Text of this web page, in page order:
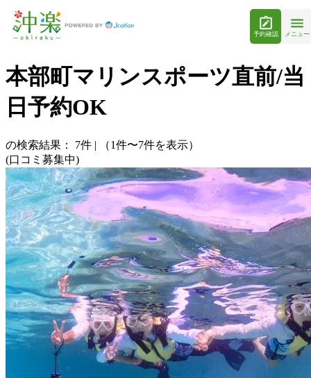
予約確認 メニュー
本部町マリンスポーツ直前/当
日予約OK
の検索結果： 7件 |
（1件〜7件を表示）
(口コミ募集中)